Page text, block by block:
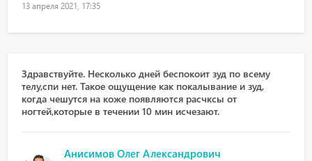
13 апреля 2021, 17:35
Здравствуйте. Несколько дней беспокоит зуд по всему
телу,спи нет. Такое ощущение как покалывание и зуд,
когда чешутся на коже появляются расчксы от
ногтей,которые в течении 10 мин исчезают.
Анисимов Олег Александрович